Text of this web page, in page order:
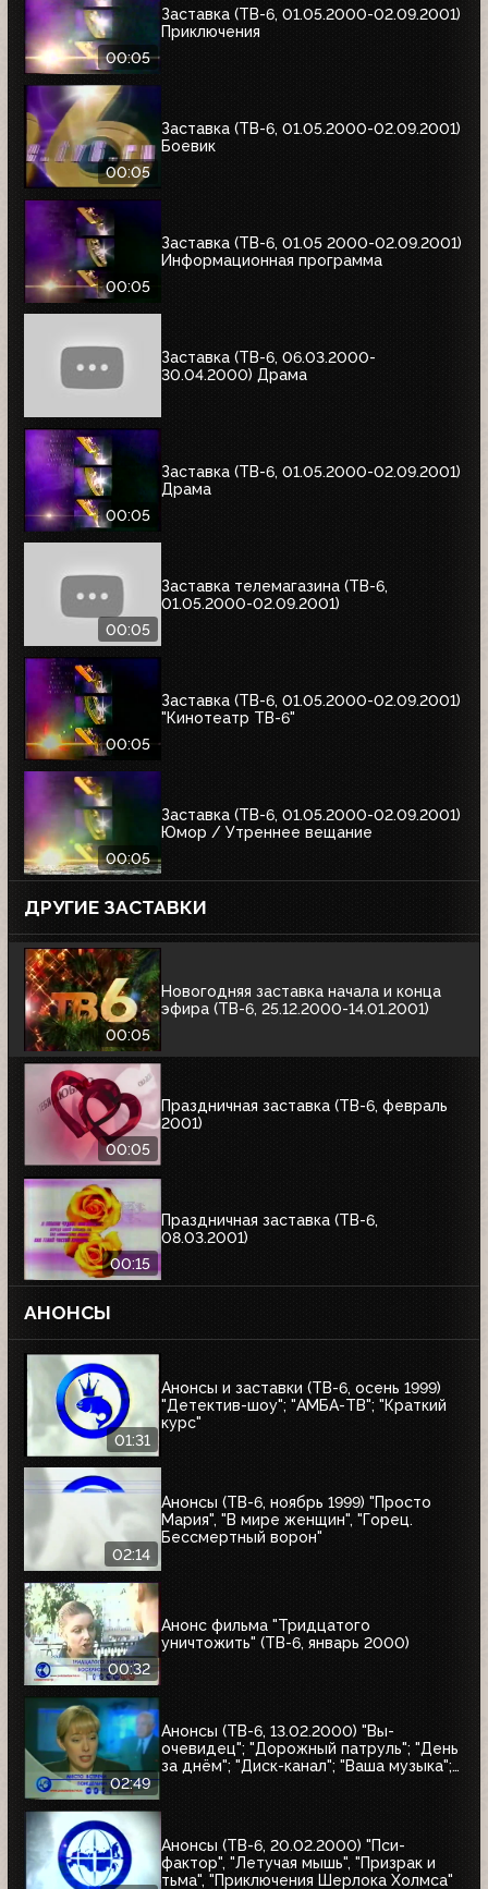
00:05
Заставка (ТВ-6, 01.05.2000-02.09.2001)
Приключения
00:05
Заставка (ТВ-6, 01.05.2000-02.09.2001)
Боевик
00:05
Заставка (ТВ-6, 01.05 2000-02.09.2001)
Информационная программа
Заставка (ТВ-6, 06.03.2000-
30.04.2000) Драма
00:05
Заставка (ТВ-6, 01.05.2000-02.09.2001)
Драма
00:05
Заставка телемагазина (ТВ-6,
01.05.2000-02.09.2001)
00:05
Заставка (ТВ-6, 01.05.2000-02.09.2001)
"Кинотеатр ТВ-6"
00:05
Заставка (ТВ-6, 01.05.2000-02.09.2001)
Юмор / Утреннее вещание
ДРУГИЕ ЗАСТАВКИ
00:05
Новогодняя заставка начала и конца
эфира (ТВ-6, 25.12.2000-14.01.2001)
00:05
Праздничная заставка (ТВ-6, февраль
2001)
00:15
Праздничная заставка (ТВ-6,
08.03.2001)
АНОНСЫ
01:31
Анонсы и заставки (ТВ-6, осень 1999)
"Детектив-шоу"; "АМБА-ТВ"; "Краткий
курс"
02:14
Анонсы (ТВ-6, ноябрь 1999) "Просто
Мария", "В мире женщин", "Горец.
Бессмертный ворон"
00:32
Анонс фильма "Тридцатого
уничтожить" (ТВ-6, январь 2000)
02:49
Анонсы (ТВ-6, 13.02.2000) "Вы-
очевидец"; "Дорожный патруль"; "День
за днём"; "Диск-канал"; "Ваша музыка";
Анонсы (ТВ-6, 20.02.2000) "Пси-
фактор", "Летучая мышь", "Призрак и
тьма", "Приключения Шерлока Холмса"